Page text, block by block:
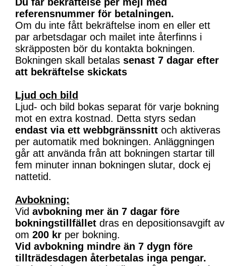
referensnummer för betalningen.
Om du inte fått bekräftelse inom en eller ett
par arbetsdagar och mailet inte återfinns i
skräpposten bör du kontakta bokningen.
Bokningen skall betalas senast 7 dagar efter
att bekräftelse skickats
Ljud och bild
Ljud- och bild bokas separat för varje bokning
mot en extra kostnad. Detta styrs sedan
endast via ett webbgränssnitt och aktiveras
per automatik med bokningen. Anläggningen
går att använda från att bokningen startar till
fem minuter innan bokningen slutar, dock ej
nattetid.
Avbokning:
Vid avbokning mer än 7 dagar före
bokningstillfället dras en depositionsavgift av
om 200 kr per bokning.
Vid avbokning mindre än 7 dygn före
tillträdesdagen återbetalas inga pengar.